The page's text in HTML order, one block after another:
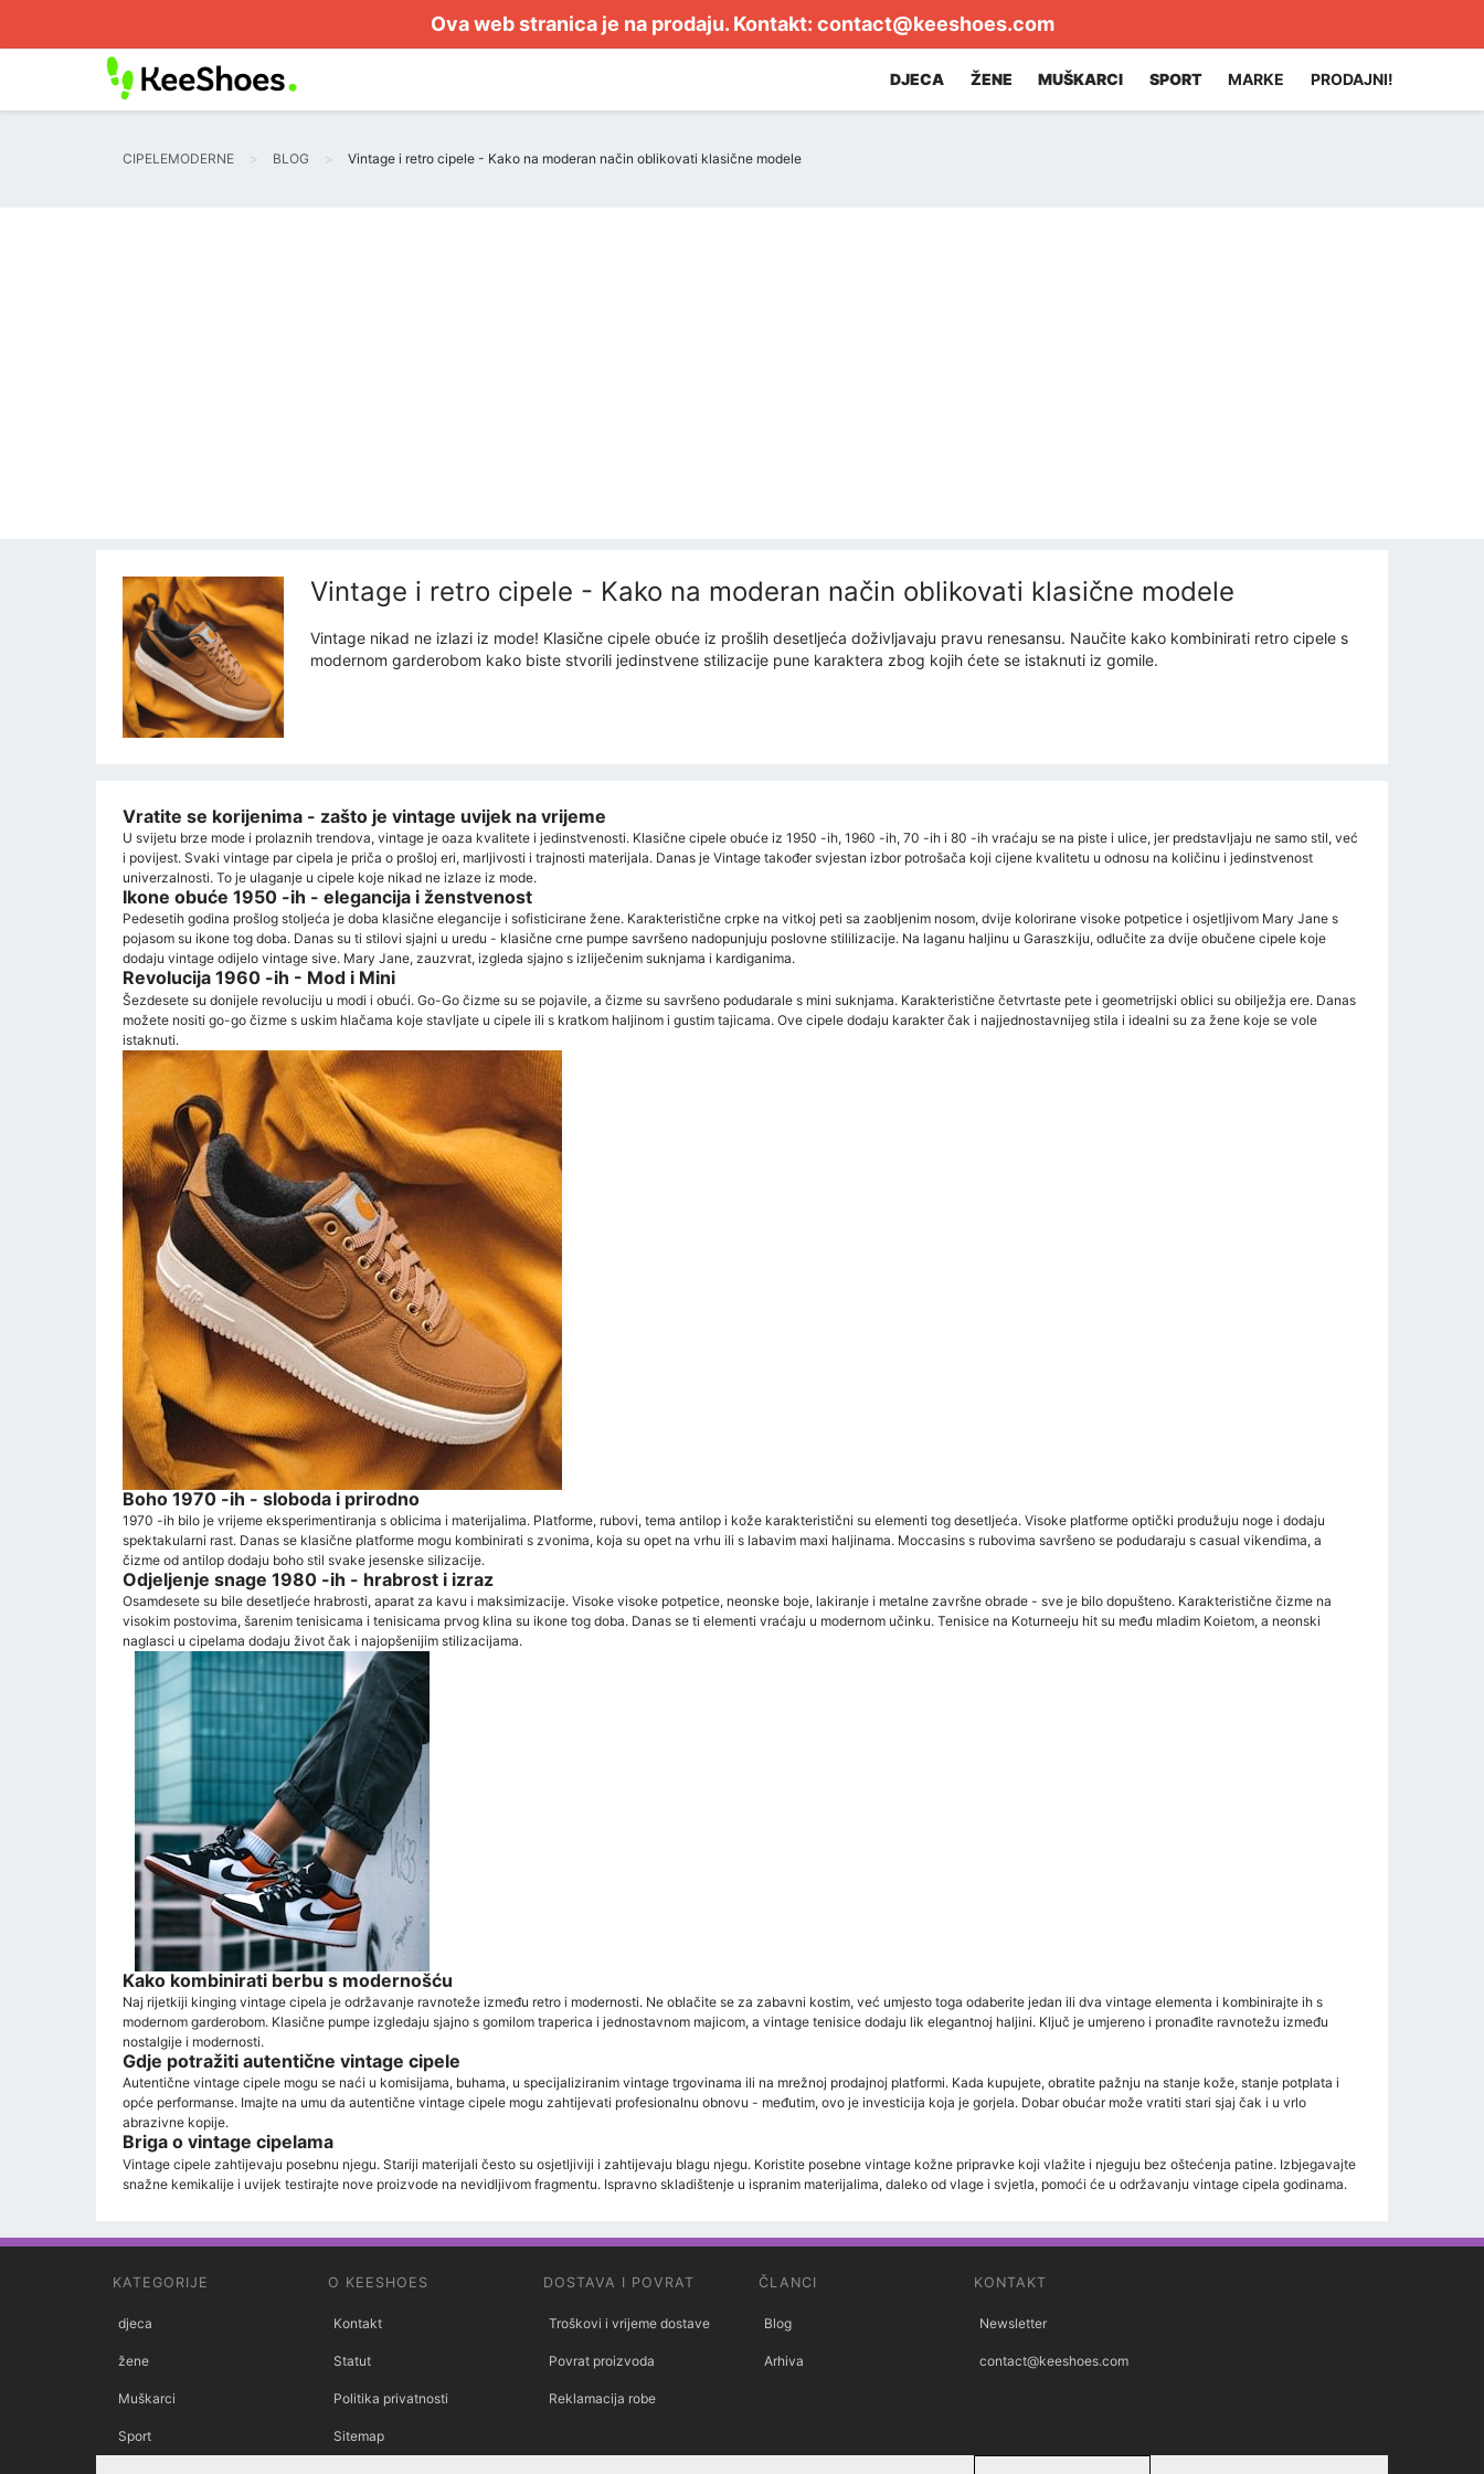
Ova web stranica je na prodaju. Kontakt: contact@keeshoes.com
DJECA ŽENE MUŠKARCI SPORT MARKE PRODAJNI!
CIPELEMODERNE BLOG Vintage i retro cipele - Kako na moderan način oblikovati klasične modele
Vintage i retro cipele - Kako na moderan način oblikovati klasične modele
Vintage nikad ne izlazi iz mode! Klasične cipele obuće iz prošlih desetljeća doživljavaju pravu renesansu. Naučite kako kombinirati retro cipele s
modernom garderobom kako biste stvorili jedinstvene stilizacije pune karaktera zbog kojih ćete se istaknuti iz gomile.
Vratite se korijenima - zašto je vintage uvijek na vrijeme
U svijetu brze mode i prolaznih trendova, vintage je oaza kvalitete i jedinstvenosti. Klasične cipele obuće iz 1950 -ih, 1960 -ih, 70 -ih i 80 -ih vraćaju se na piste i ulice, jer predstavljaju ne samo stil, već
i povijest. Svaki vintage par cipela je priča o prošloj eri, marljivosti i trajnosti materijala. Danas je Vintage također svjestan izbor potrošača koji cijene kvalitetu u odnosu na količinu i jedinstvenost
univerzalnosti. To je ulaganje u cipele koje nikad ne izlaze iz mode.
Ikone obuće 1950 -ih - elegancija i ženstvenost
Pedesetih godina prošlog stoljeća je doba klasične elegancije i sofisticirane žene. Karakteristične crpke na vitkoj peti sa zaobljenim nosom, dvije kolorirane visoke potpetice i osjetljivom Mary Jane s
pojasom su ikone tog doba. Danas su ti stilovi sjajni u uredu - klasične crne pumpe savršeno nadopunjuju poslovne stililizacije. Na laganu haljinu u Garaszkiju, odlučite za dvije obučene cipele koje
dodaju vintage odijelo vintage sive. Mary Jane, zauzvrat, izgleda sjajno s izliječenim suknjama i kardiganima.
Revolucija 1960 -ih - Mod i Mini
Šezdesete su donijele revoluciju u modi i obući. Go-Go čizme su se pojavile, a čizme su savršeno podudarale s mini suknjama. Karakteristične četvrtaste pete i geometrijski oblici su obilježja ere. Danas
možete nositi go-go čizme s uskim hlačama koje stavljate u cipele ili s kratkom haljinom i gustim tajicama. Ove cipele dodaju karakter čak i najjednostavnijeg stila i idealni su za žene koje se vole
istaknuti.
Boho 1970 -ih - sloboda i prirodno
1970 -ih bilo je vrijeme eksperimentiranja s oblicima i materijalima. Platforme, rubovi, tema antilop i kože karakteristični su elementi tog desetljeća. Visoke platforme optički produžuju noge i dodaju
spektakularni rast. Danas se klasične platforme mogu kombinirati s zvonima, koja su opet na vrhu ili s labavim maxi haljinama. Moccasins s rubovima savršeno se podudaraju s casual vikendima, a
čizme od antilop dodaju boho stil svake jesenske silizacije.
Odjeljenje snage 1980 -ih - hrabrost i izraz
Osamdesete su bile desetljeće hrabrosti, aparat za kavu i maksimizacije. Visoke visoke potpetice, neonske boje, lakiranje i metalne završne obrade - sve je bilo dopušteno. Karakteristične čizme na
visokim postovima, šarenim tenisicama i tenisicama prvog klina su ikone tog doba. Danas se ti elementi vraćaju u modernom učinku. Tenisice na Koturneeju hit su među mladim Koietom, a neonski
naglasci u cipelama dodaju život čak i najopšenijim stilizacijama.
Kako kombinirati berbu s modernošću
Naj rijetkiji kinging vintage cipela je održavanje ravnoteže između retro i modernosti. Ne oblačite se za zabavni kostim, već umjesto toga odaberite jedan ili dva vintage elementa i kombinirajte ih s
modernom garderobom. Klasične pumpe izgledaju sjajno s gomilom traperica i jednostavnom majicom, a vintage tenisice dodaju lik elegantnoj haljini. Ključ je umjereno i pronađite ravnotežu između
nostalgije i modernosti.
Gdje potražiti autentične vintage cipele
Autentične vintage cipele mogu se naći u komisijama, buhama, u specijaliziranim vintage trgovinama ili na mrežnoj prodajnoj platformi. Kada kupujete, obratite pažnju na stanje kože, stanje potplata i
opće performanse. Imajte na umu da autentične vintage cipele mogu zahtijevati profesionalnu obnovu - međutim, ovo je investicija koja je gorjela. Dobar obućar može vratiti stari sjaj čak i u vrlo
abrazivne kopije.
Briga o vintage cipelama
Vintage cipele zahtijevaju posebnu njegu. Stariji materijali često su osjetljiviji i zahtijevaju blagu njegu. Koristite posebne vintage kožne pripravke koji vlažite i njeguju bez oštećenja patine. Izbjegavajte
snažne kemikalije i uvijek testirajte nove proizvode na nevidljivom fragmentu. Ispravno skladištenje u ispranim materijalima, daleko od vlage i svjetla, pomoći će u održavanju vintage cipela godinama.
KATEGORIJE
djeca
žene
Muškarci
Sport
O KEESHOES
Kontakt
Statut
Politika privatnosti
Sitemap
DOSTAVA I POVRAT
Troškovi i vrijeme dostave
Povrat proizvoda
Reklamacija robe
ČLANCI
Blog
Arhiva
KONTAKT
Newsletter
contact@keeshoes.com